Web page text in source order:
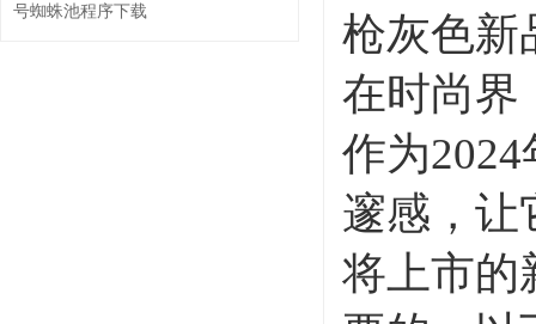
号蜘蛛池程序下载
枪灰色新
在时尚界
作为
邃感，让
将上市的